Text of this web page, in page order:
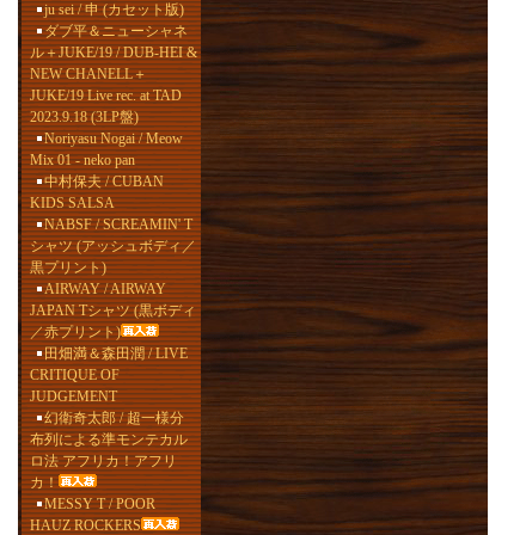
ju sei / 申 (カセット版)
ダブ平＆ニューシャネ
ル＋JUKE/19 / DUB-HEI &
NEW CHANELL＋
JUKE/19 Live rec. at TAD
2023.9.18 (3LP盤)
Noriyasu Nogai / Meow
Mix 01 - neko pan
中村保夫 / CUBAN
KIDS SALSA
NABSF / SCREAMIN' T
シャツ (アッシュボディ／
黒プリント)
AIRWAY / AIRWAY
JAPAN Tシャツ (黒ボディ
／赤プリント)
田畑満＆森田潤 / LIVE
CRITIQUE OF
JUDGEMENT
幻衛奇太郎 / 超一様分
布列による準モンテカル
ロ法 アフリカ！アフリ
カ！
MESSY T / POOR
HAUZ ROCKERS